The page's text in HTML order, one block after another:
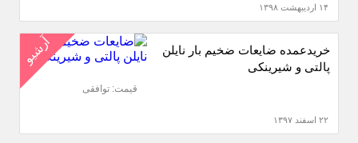
۱۴ اردیبهشت ۱۳۹۸
آرشیو
خریدعمده ضایعات ضخیم بار نایلن
پالتی و شیرینکی
۲۲ اسفند ۱۳۹۷
قیمت: توافقی